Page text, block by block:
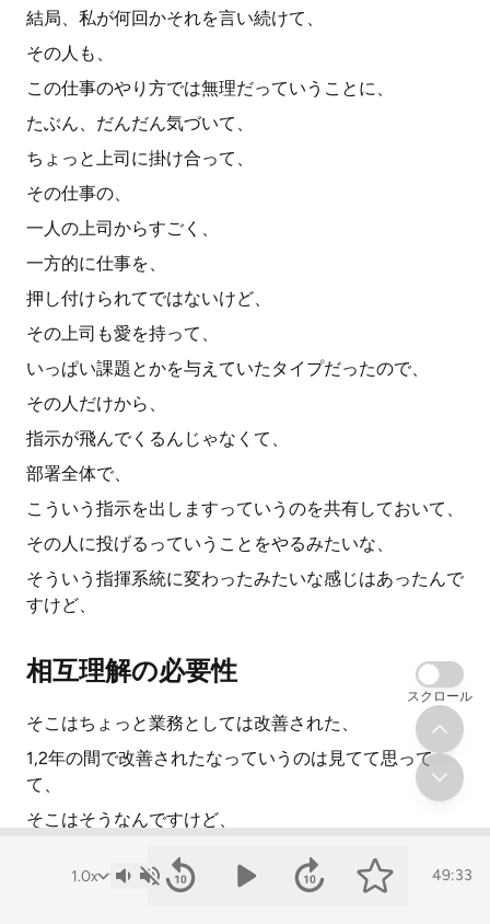
結局、私が何回かそれを言い続けて、
その人も、
この仕事のやり方では無理だっていうことに、
たぶん、だんだん気づいて、
ちょっと上司に掛け合って、
その仕事の、
一人の上司からすごく、
一方的に仕事を、
押し付けられてではないけど、
その上司も愛を持って、
いっぱい課題とかを与えていたタイプだったので、
その人だけから、
指示が飛んでくるんじゃなくて、
部署全体で、
こういう指示を出しますっていうのを共有しておいて、
その人に投げるっていうことをやるみたいな、
そういう指揮系統に変わったみたいな感じはあったんで
すけど、
相互理解の必要性
そこはちょっと業務としては改善された、
1,2年の間で改善されたなっていうのは見てて思って
て、
そこはそうなんですけど、
もう一つその人が、
困ってたのは、
49:33
スクロール